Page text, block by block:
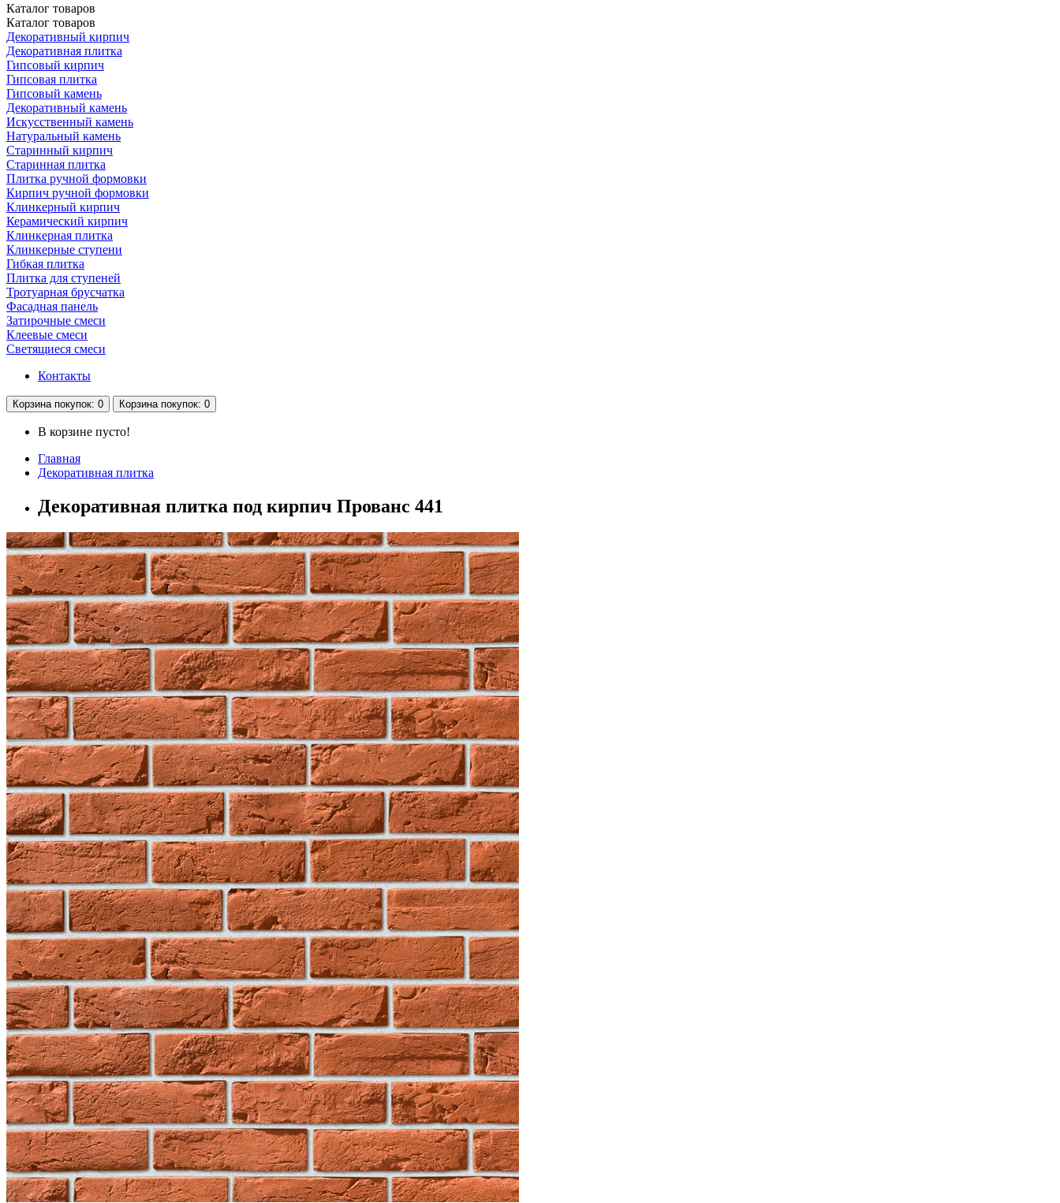
Каталог товаров
Каталог товаров
Декоративный кирпич
Декоративная плитка
Гипсовый кирпич
Гипсовая плитка
Гипсовый камень
Декоративный камень
Искусственный камень
Натуральный камень
Старинный кирпич
Старинная плитка
Плитка ручной формовки
Кирпич ручной формовки
Клинкерный кирпич
Керамический кирпич
Клинкерная плитка
Клинкерные ступени
Гибкая плитка
Плитка для ступеней
Тротуарная брусчатка
Фасадная панель
Затирочные смеси
Клеевые смеси
Светящиеся смеси
Контакты
Корзина покупок: 0 Корзина покупок: 0
В корзине пусто!
Главная
Декоративная плитка
Декоративная плитка под кирпич Прованс 441